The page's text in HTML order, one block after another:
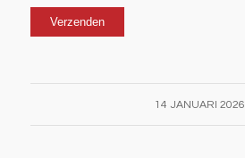
14 JANUARI 2026